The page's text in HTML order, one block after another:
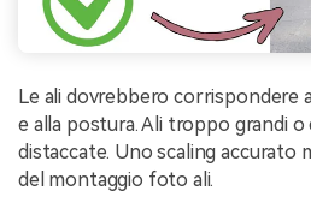
Le ali dovrebbero corrispondere
e alla postura. Ali troppo grandi
distaccate. Uno scaling accurato
del montaggio foto ali.